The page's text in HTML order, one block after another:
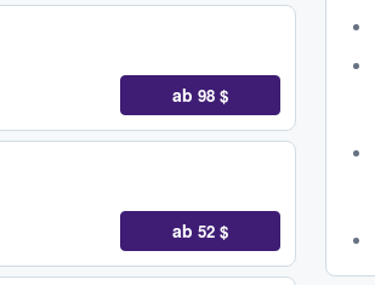
ab 98 $
ab 52 $